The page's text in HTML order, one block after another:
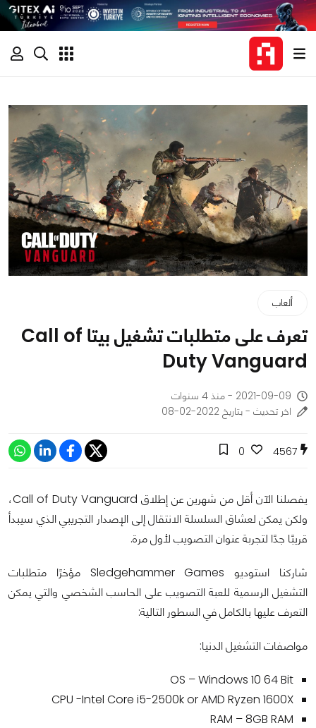
ألعاب
تعرف على متطلبات تشغيل بيتا Call of
Duty Vanguard
2021-09-09 - منذ 4 سنوات
اخر تحديث - بتاريخ 2022-02-08
4567
0
يفصلنا الآن أقل من شهرين عن إطلاق Call of Duty Vanguard،
ولكن يمكن لعشاق السلسلة الانتقال إلى الإصدار التجريبي الذي سيبدأ
قريبًا جدًا لتجربة عنوان التصويب لأول مرة.
شاركنا استوديو Sledgehammer Games مؤخرًا متطلبات
التشغيل الرسمية للعبة التصويب على الحاسب الشخصي والتي يمكن
التعرف عليها بالكامل في السطور التالية:
مواصفات التشغيل الدنيا:
OS – Windows 10 64 Bit
CPU -Intel Core i5-2500k or AMD Ryzen 1600X
RAM – 8GB RAM